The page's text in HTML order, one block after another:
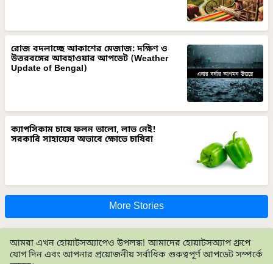
রোজ বদলাচ্ছে আকাশের মেজাজ: দক্ষিণ ও
উত্তরবঙ্গের আবহাওয়ার আপডেট (Weather
Update of Bengal)
ক্যাপসিকাম চাষে ফলন ভালো, লাভ নেই!
সরকারি সাহায্যের অভাবে ক্ষোভে চাষিরা
More Stories
আমরা এখন হোয়াটসঅ্যাপেও উপলব্ধ! আমাদের হোয়াটসঅ্যাপ গ্রুপে
যোগ দিন এবং আপনার প্রয়োজনীয় সর্বাধিক গুরুত্বপূর্ণ আপডেট সম্পর্কে